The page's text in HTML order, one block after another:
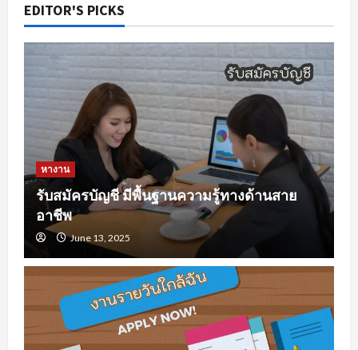
EDITOR'S PICKS
หางาน
รับสมัครบัญชี มีพื้นฐานความรู้ทางด้านสาย
อาชีพ
June 13, 2025